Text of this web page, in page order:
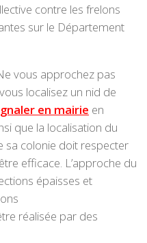
contre les frelons
sur le Département
vous approchez pas
localisez un nid de
en mairie en
que la localisation du
sa colonie doit respecter
efficace. L’approche du
épaisses et
réalisée par des